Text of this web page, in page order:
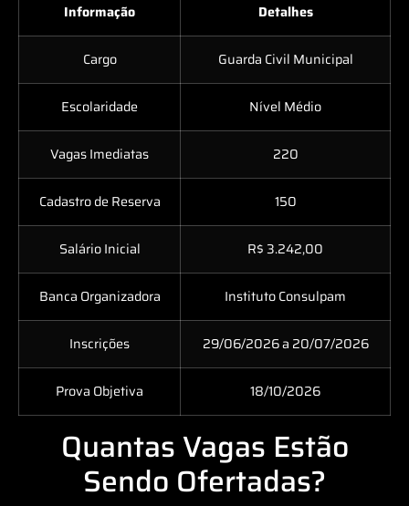
Informação Detalhes
Cargo Guarda Civil Municipal
Escolaridade Nível Médio
Vagas Imediatas 220
Cadastro de Reserva 150
Salário Inicial R$ 3.242,00
Banca Organizadora Instituto Consulpam
Inscrições 29/06/2026 a 20/07/2026
Prova Objetiva 18/10/2026
Quantas Vagas Estão
Sendo Ofertadas?